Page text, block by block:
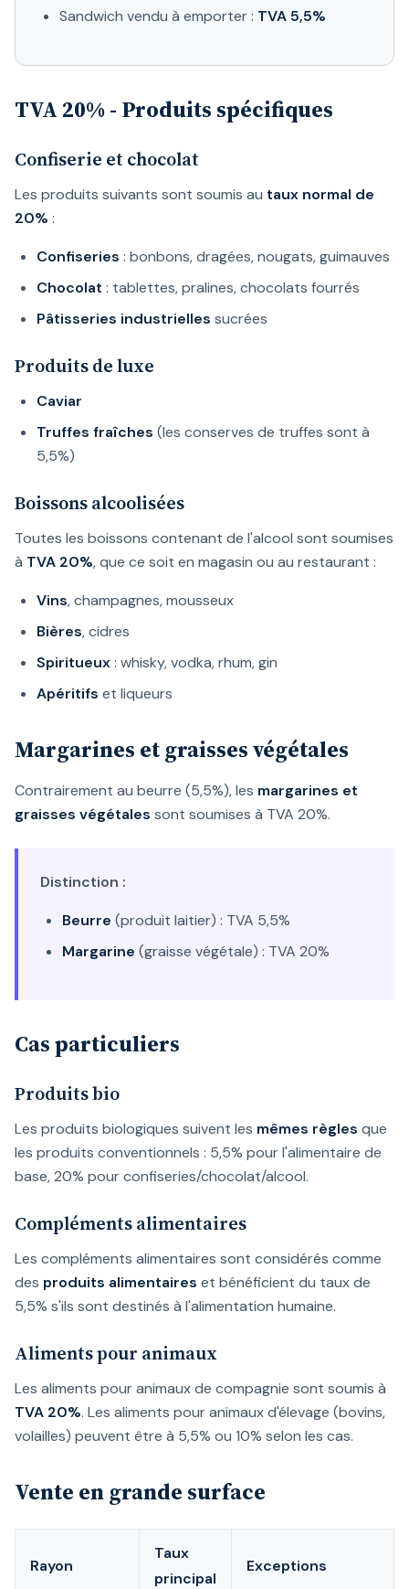
Sandwich vendu à emporter : TVA 5,5%
TVA 20% - Produits spécifiques
Confiserie et chocolat
Les produits suivants sont soumis au taux normal de
20% :
Confiseries : bonbons, dragées, nougats, guimauves
Chocolat : tablettes, pralines, chocolats fourrés
Pâtisseries industrielles sucrées
Produits de luxe
Caviar
Truffes fraîches (les conserves de truffes sont à
5,5%)
Boissons alcoolisées
Toutes les boissons contenant de l'alcool sont soumises
à TVA 20%, que ce soit en magasin ou au restaurant :
Vins, champagnes, mousseux
Bières, cidres
Spiritueux: whisky, vodka, rhum, gin
Apéritifs et liqueurs
Margarines et graisses végétales
Contrairement au beurre (5,5%), les margarines et
graisses végétales sont soumises à TVA 20%.
Distinction :
Beurre (produit laitier) : TVA 5,5%
Margarine (graisse végétale) : TVA 20%
Cas particuliers
Produits bio
Les produits biologiques suivent les mêmes règles que
les produits conventionnels : 5,5% pour l'alimentaire de
base, 20% pour confiseries/chocolat/alcool.
Compléments alimentaires
Les compléments alimentaires sont considérés comme
des produits alimentaires et bénéficient du taux de
5,5% s'ils sont destinés à l'alimentation humaine.
Aliments pour animaux
Les aliments pour animaux de compagnie sont soumis à
TVA 20%. Les aliments pour animaux d'élevage (bovins,
volailles) peuvent être à 5,5% ou 10% selon les cas.
Vente en grande surface
Rayon
Taux
principal
Exceptions